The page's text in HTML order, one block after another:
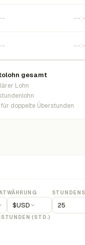
gesamt
Lohn
doppelte Überstunden
WÄHRUNG
$USD
(STD.)